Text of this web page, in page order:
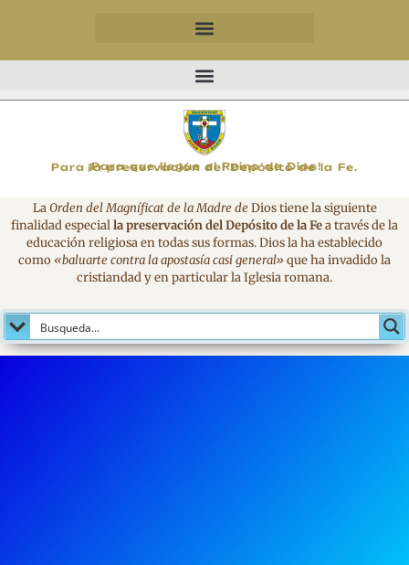
Para la preservación del Depósito de la Fe.
¡Para que llegue el Reino de Dios!
MAGNIFICAT
LaOrden del Magníficat de la Madre deDios tiene la siguiente
finalidad especialla preservación del Depósito de la Fea través de la
educación religiosa en todas sus formas. Dios la ha establecido
como «baluarte contra la apostasía casi general» que ha invadido la
cristiandad y en particular la Iglesia romana.